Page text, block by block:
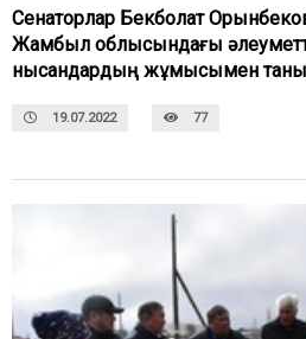
Сенаторлар Бекболат
Жамбыл облысындағы
нысандардың жұмысымен
19.07.2022 77